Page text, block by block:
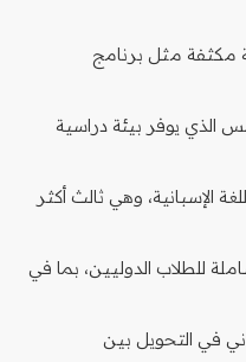
مكثفة مثل برنامج
الذي يوفر بيئة دراسية
الإسبانية، وهي ثالث أكثر
للطلاب الدوليين، بما في
في التحويل بين